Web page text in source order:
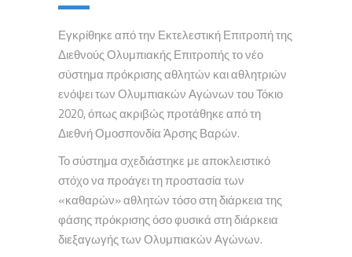
Εγκρίθηκε από την Εκτελεστική Επιτροπή της
Διεθνούς Ολυμπιακής Επιτροπής το νέο
σύστημα πρόκρισης αθλητών και αθλητριών
ενόψει των Ολυμπιακών Αγώνων του Τόκιο
2020, όπως ακριβώς προτάθηκε από τη
Διεθνή Ομοσπονδία Άρσης Βαρών.
Το σύστημα σχεδιάστηκε με αποκλειστικό
στόχο να προάγει τη προστασία των
«καθαρών» αθλητών τόσο στη διάρκεια της
φάσης πρόκρισης όσο φυσικά στη διάρκεια
διεξαγωγής των Ολυμπιακών Αγώνων.